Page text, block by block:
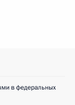
в федеральных